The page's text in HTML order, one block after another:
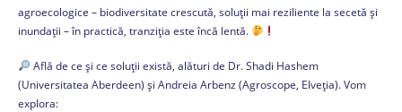
agroecologice – biodiversitate crescută, soluții mai reziliente la secetă și
inundații – în practică, tranziția este încă lentă.
Află de ce și ce soluții există, alături de Dr. Shadi Hashem
(Universitatea Aberdeen) și Andreia Arbenz (Agroscope, Elveția). Vom
explora: